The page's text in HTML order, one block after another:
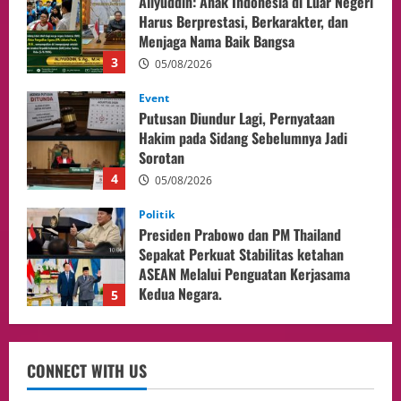
4
Hakim pada Sidang Sebelumnya Jadi
Sorotan
05/08/2026
5
Politik
Presiden Prabowo dan PM Thailand
Sepakat Perkuat Stabilitas ketahan
ASEAN Melalui Penguatan Kerjasama
Kedua Negara.
1
Culture
Pengadilan Agama Jakarta Pusat
Selesaikan 25 Perkara Isbat Nikah bagi
WNI di Johor Bahru
06/08/2026
Adakan Pertemuan Dengan Delegasi 6
lembaga investor, Berorientasi Untuk
CONNECT WITH US